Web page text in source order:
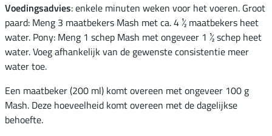
Voedingsadvies: enkele minuten weken voor het voeren. Groot
paard: Meng 3 maatbekers Mash met ca. 4 ½ maatbekers heet
water. Pony: Meng 1 schep Mash met ongeveer 1 ½ schep heet
water. Voeg afhankelijk van de gewenste consistentie meer
water toe.
Een maatbeker (200 ml) komt overeen met ongeveer 100 g
Mash. Deze hoeveelheid komt overeen met de dagelijkse
behoefte.